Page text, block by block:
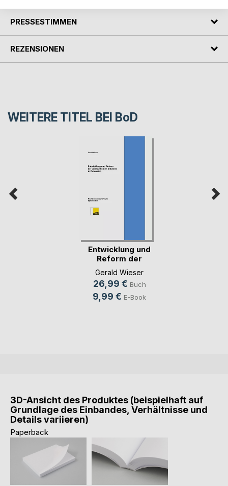
PRESSESTIMMEN
REZENSIONEN
WEITERE TITEL BEI BoD
Entwicklung und
Reform der
verstaa(...)
Gerald Wieser
26,99 € Buch
9,99 € E-Book
3D-Ansicht des Produktes (beispielhaft auf
Grundlage des Einbandes, Verhältnisse und
Details variieren)
Paperback